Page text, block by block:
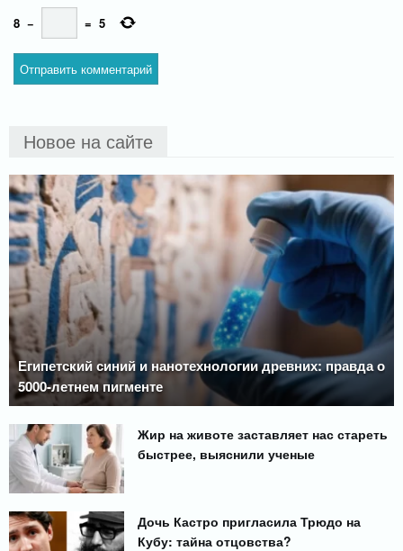
8 − = 5
Новое на сайте
Египетский синий и нанотехнологии древних: правда о
5000-летнем пигменте
Жир на животе заставляет нас стареть
быстрее, выяснили ученые
Дочь Кастро пригласила Трюдо на
Кубу: тайна отцовства?